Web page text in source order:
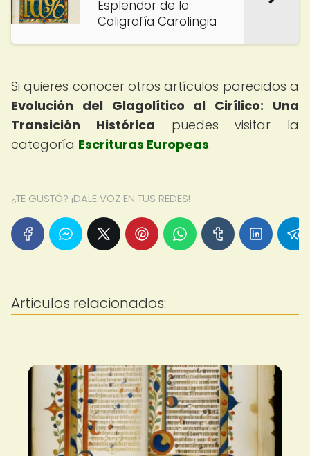
Esplendor de la
Caligrafía Carolingia
Si quieres conocer otros artículos parecidos a
Evolución del Glagolítico al Cirílico: Una
Transición Histórica puedes visitar la
categoría Escrituras Europeas.
¿TE GUSTÓ? ¡DALE VOZ EN TUS REDES!
Articulos relacionados: